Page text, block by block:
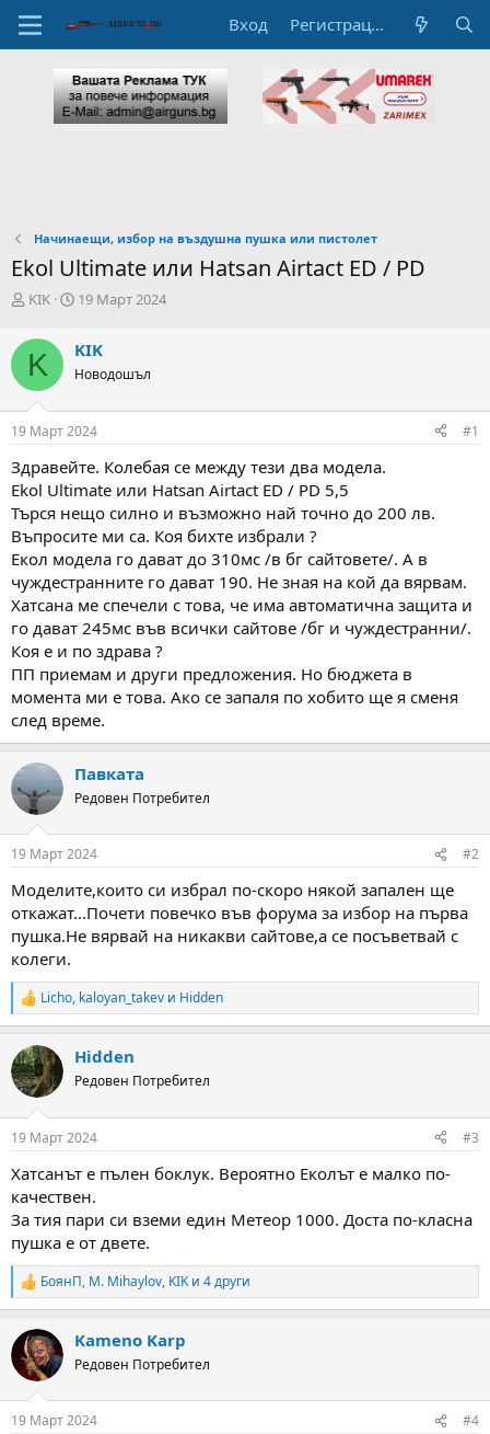
Вход Регистрация
Начинаещи, избор на въздушна пушка или пистолет
Ekol Ultimate или Hatsan Airtact ED / PD
А
т
о
р
н
а
т
м
а
т
а
KIK
Н
а
л
а
Д
т
а
19 Март 2024
K KIK
Новодошъл
19 Март 2024 #1
Здравейте. Колебая се между тези два модела.
Ekol Ultimate или Hatsan Airtact ED / PD 5,5
Търся нещо силно и възможно най точно до 200 лв.
Въпросите ми са. Коя бихте избрали ?
Екол модела го дават до 310мс /в бг сайтовете/. А в
чуждестранните го дават 190. Не зная на кой да вярвам.
Хатсана ме спечели с това, че има автоматична защита и
го дават 245мс във всички сайтове /бг и чуждестранни/.
Коя е и по здрава ?
ПП приемам и други предложения. Но бюджета в
момента ми е това. Ако се запаля по хобито ще я сменя
след време.
Павката
Редовен Потребител
19 Март 2024 #2
Моделите,които си избрал по-скоро някой запален ще
откажат...Почети повечко във форума за избор на първа
пушка.Не вярвай на никакви сайтове,а се посъветвай с
колеги.
R
e
c
t
i
s
Licho, kaloyan_takev и Hidden
Hidden
Редовен Потребител
19 Март 2024 #3
Хатсанът е пълен боклук. Вероятно Еколът е малко по-
качествен.
За тия пари си вземи един Метеор 1000. Доста по-класна
пушка е от двете.
R
e
c
t
i
s
БоянП, M. Mihaylov, KIKи 4 други
Kameno Karp
Редовен Потребител
19 Март 2024 #4